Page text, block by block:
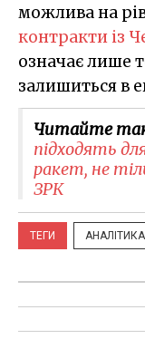
можлива на
контракти із
означає лише
залишиться в
Читайте
підходять
ракет, не
ЗРК
ТЕГИ